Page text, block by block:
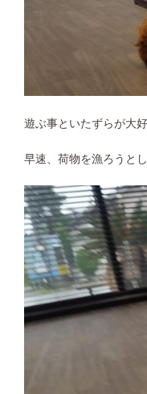
遊ぶ事といたずらが大
早速、荷物を漁ろうと